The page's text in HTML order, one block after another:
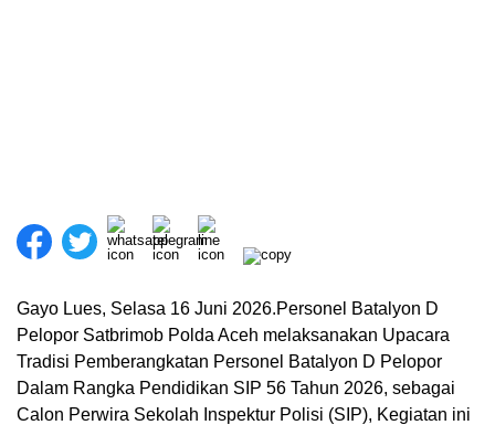
Gayo Lues, Selasa 16 Juni 2026.Personel Batalyon D
Pelopor Satbrimob Polda Aceh melaksanakan Upacara
Tradisi Pemberangkatan Personel Batalyon D Pelopor
Dalam Rangka Pendidikan SIP 56 Tahun 2026, sebagai
Calon Perwira Sekolah Inspektur Polisi (SIP), Kegiatan ini